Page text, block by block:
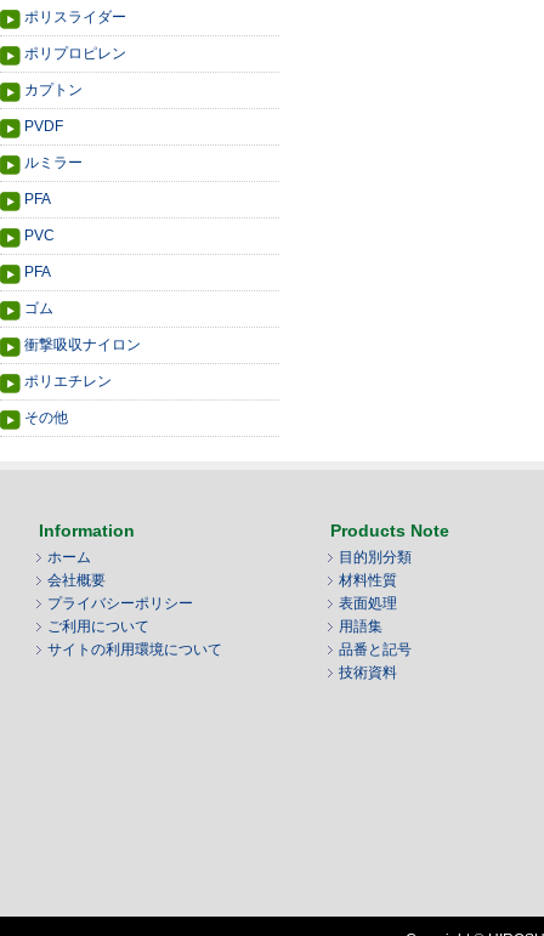
ポリスライダー
ポリプロピレン
カプトン
PVDF
ルミラー
PFA
PVC
PFA
ゴム
衝撃吸収ナイロン
ポリエチレン
その他
Information
ホーム
会社概要
プライバシーポリシー
ご利用について
サイトの利用環境について
Products Note
目的別分類
材料性質
表面処理
用語集
品番と記号
技術資料